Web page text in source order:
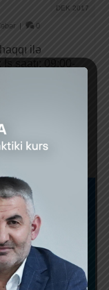
DEK 2017
| 0
ilə